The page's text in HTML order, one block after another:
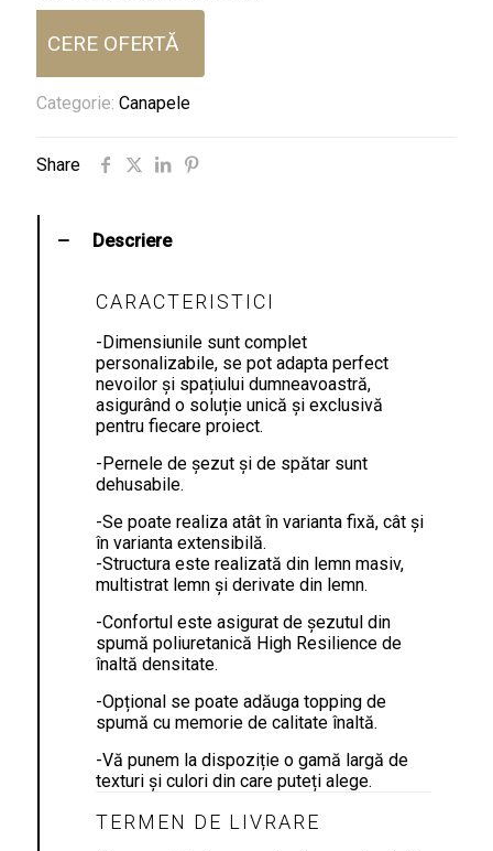
CERE OFERTĂ
Categorie: Canapele
Share
Descriere
CARACTERISTICI
-Dimensiunile sunt complet
personalizabile, se pot adapta perfect
nevoilor și spațiului dumneavoastră,
asigurând o soluție unică și exclusivă
pentru fiecare proiect.
-Pernele de șezut și de spătar sunt
dehusabile.
-Se poate realiza atât în varianta fixă, cât și
în varianta extensibilă.
-Structura este realizată din lemn masiv,
multistrat lemn și derivate din lemn.
-Confortul este asigurat de șezutul din
spumă poliuretanică High Resilience de
înaltă densitate.
-Opțional se poate adăuga topping de
spumă cu memorie de calitate înaltă.
-Vă punem la dispoziție o gamă largă de
texturi și culori din care puteți alege.
TERMEN DE LIVRARE